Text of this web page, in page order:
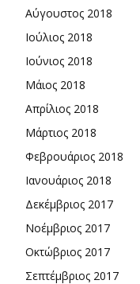
Αύγουστος 2018
Ιούλιος 2018
Ιούνιος 2018
Μάιος 2018
Απρίλιος 2018
Μάρτιος 2018
Φεβρουάριος 2018
Ιανουάριος 2018
Δεκέμβριος 2017
Νοέμβριος 2017
Οκτώβριος 2017
Σεπτέμβριος 2017